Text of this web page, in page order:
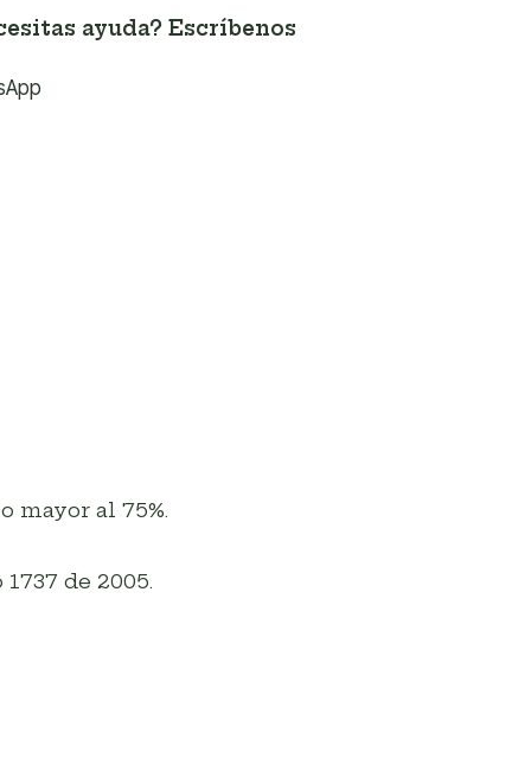
ayuda? Escríbenos
mayor al 75%.
de 2005.